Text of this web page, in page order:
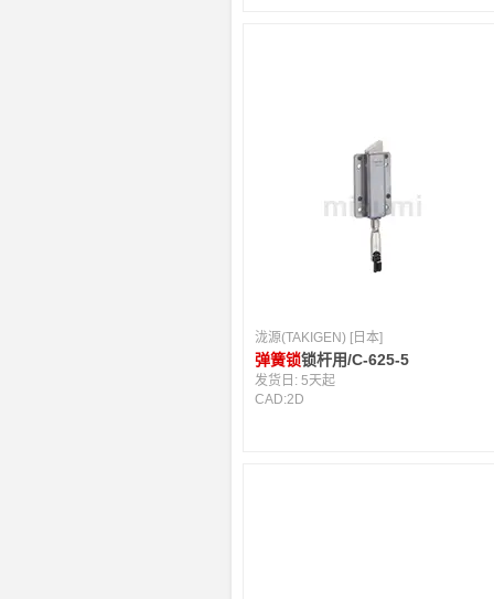
泷源(TAKIGEN) [日本]
弹簧锁锁杆用/C-625-5
发货日:5天起
CAD:2D